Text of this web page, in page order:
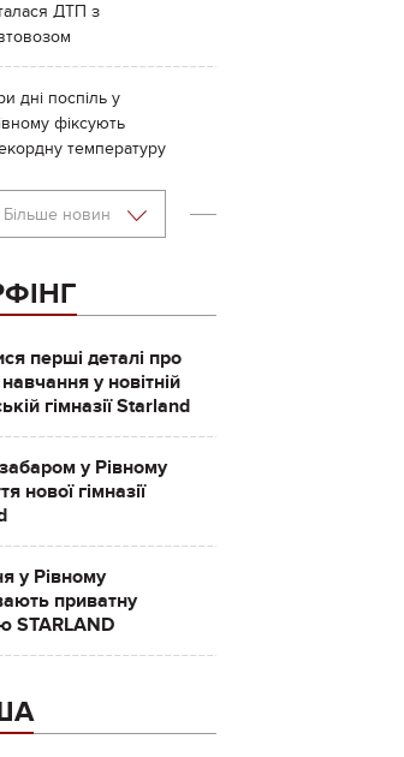
ДТП з
дні поспіль у
фіксують
температуру
Більше новин
перші деталі про
у новітній
гімназії Starland
у Рівному
нової гімназії
у Рівному
приватну
STARLAND